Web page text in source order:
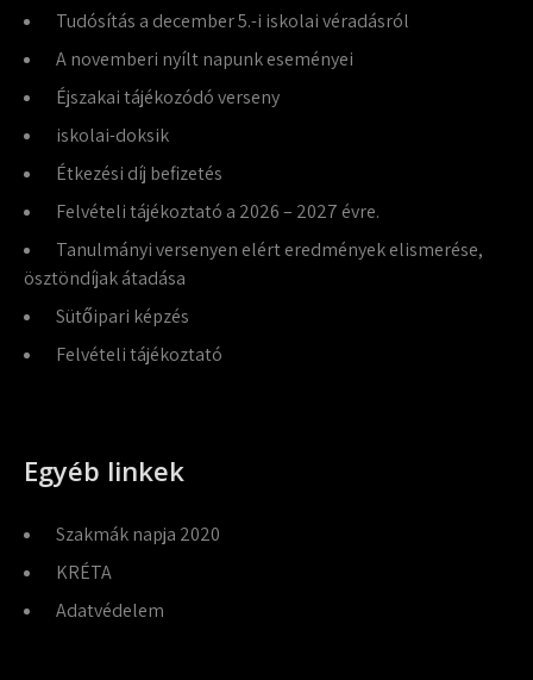
Tudósítás a december 5.-i iskolai véradásról
A novemberi nyílt napunk eseményei
Éjszakai tájékozódó verseny
iskolai-doksik
Étkezési díj befizetés
Felvételi tájékoztató a 2026 – 2027 évre.
Tanulmányi versenyen elért eredmények elismerése,
ösztöndíjak átadása
Sütőipari képzés
Felvételi tájékoztató
Egyéb linkek
Szakmák napja 2020
KRÉTA
Adatvédelem